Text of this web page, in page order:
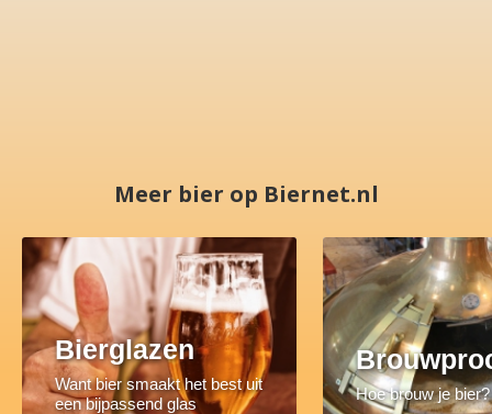
Meer bier op Biernet.nl
Bierglazen
Want bier smaakt het best uit
een bijpassend glas
Hoe brouw je bier?